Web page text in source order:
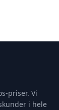
priser. Vi
i hele